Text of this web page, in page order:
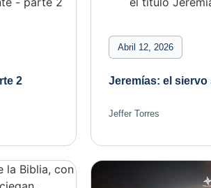
2
Abril 12, 2026
Jeremías: el siervo
Jeffer Torres